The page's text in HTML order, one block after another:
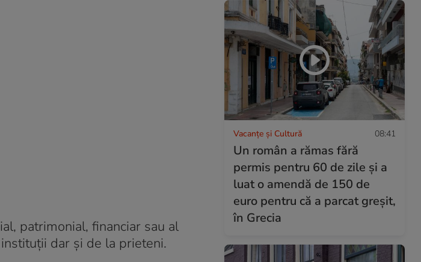
patrimonial, financiar sau al
dar și de la prieteni.
Vacanțe și Cultură 08:41
Un român a rămas fără
permis pentru 60 de zile și a
luat o amendă de 150 de
euro pentru că a parcat greșit,
în Grecia